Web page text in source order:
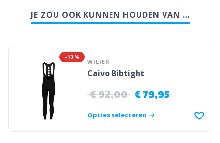
JE ZOU OOK KUNNEN HOUDEN VAN …
-13%
WILIER
Caivo Bibtight
€92,00 €79,95
Opties selecteren